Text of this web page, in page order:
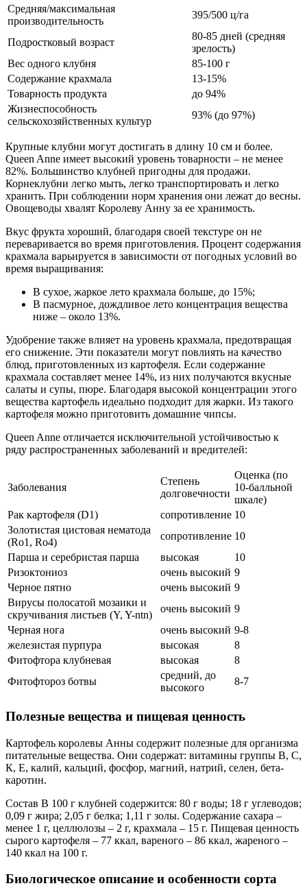
Средняя/максимальная
производительность
395/500 ц/га
Подростковый возраст
80-85 дней (средняя
зрелость)
Вес одного клубня
85-100 г
Содержание крахмала
13-15%
Товарность продукта
до 94%
Жизнеспособность
сельскохозяйственных культур
93% (до 97%)
Крупные клубни могут достигать в длину 10 см и более.
Queen Anne имеет высокий уровень товарности – не менее
82%. Большинство клубней пригодны для продажи.
Корнеклубни легко мыть, легко транспортировать и легко
хранить. При соблюдении норм хранения они лежат до весны.
Овощеводы хвалят Королеву Анну за ее хранимость.
Вкус фрукта хороший, благодаря своей текстуре он не
переваривается во время приготовления. Процент содержания
крахмала варьируется в зависимости от погодных условий во
время выращивания:
В сухое, жаркое лето крахмала больше, до 15%;
В пасмурное, дождливое лето концентрация вещества
ниже – около 13%.
Удобрение также влияет на уровень крахмала, предотвращая
его снижение. Эти показатели могут повлиять на качество
блюд, приготовленных из картофеля. Если содержание
крахмала составляет менее 14%, из них получаются вкусные
салаты и супы, пюре. Благодаря высокой концентрации этого
вещества картофель идеально подходит для жарки. Из такого
картофеля можно приготовить домашние чипсы.
Queen Anne отличается исключительной устойчивостью к
ряду распространенных заболеваний и вредителей:
Заболевания
Степень
долговечности
Оценка (по
10-балльной
шкале)
Рак картофеля (D1)
сопротивление 10
Золотистая цистовая нематода
(Ro1, Ro4)
сопротивление 10
Парша и серебристая парша
высокая
10
Ризоктониоз
очень высокий 9
Черное пятно
очень высокий 9
Вирусы полосатой мозаики и
скручивания листьев (Y, Y-ntn)
очень высокий 9
Черная нога
очень высокий 9-8
железистая пурпура
высокая
8
Фитофтора клубневая
высокая
8
Фитофтороз ботвы
средний, до
высокого
8-7
Полезные вещества и пищевая ценность
Картофель королевы Анны содержит полезные для организма
питательные вещества. Они содержат: витамины группы В, С,
К, Е, калий, кальций, фосфор, магний, натрий, селен, бета-
каротин.
Состав В 100 г клубней содержится: 80 г воды; 18 г углеводов;
0,09 г жира; 2,05 г белка; 1,11 г золы. Содержание сахара –
менее 1 г, целлюлозы – 2 г, крахмала – 15 г. Пищевая ценность
сырого картофеля – 77 ккал, вареного – 86 ккал, жареного –
140 ккал на 100 г.
Биологическое описание и особенности сорта